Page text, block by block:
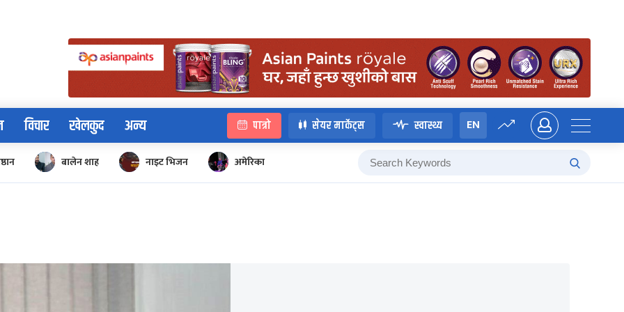
विचार खेलकुद अन्य पात्रो सेयर मार्केट्स स्वास्थ्य EN
बालेन शाह नाइट भिजन अमेरिका